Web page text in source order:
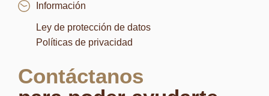
Información
Ley de protección de datos
Políticas de privacidad
Contáctanos